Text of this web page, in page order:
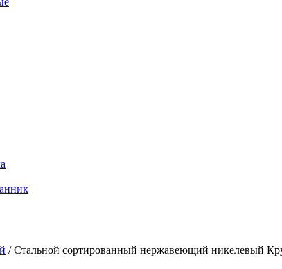
/ Стальной сортированный нержавеющий никелевый